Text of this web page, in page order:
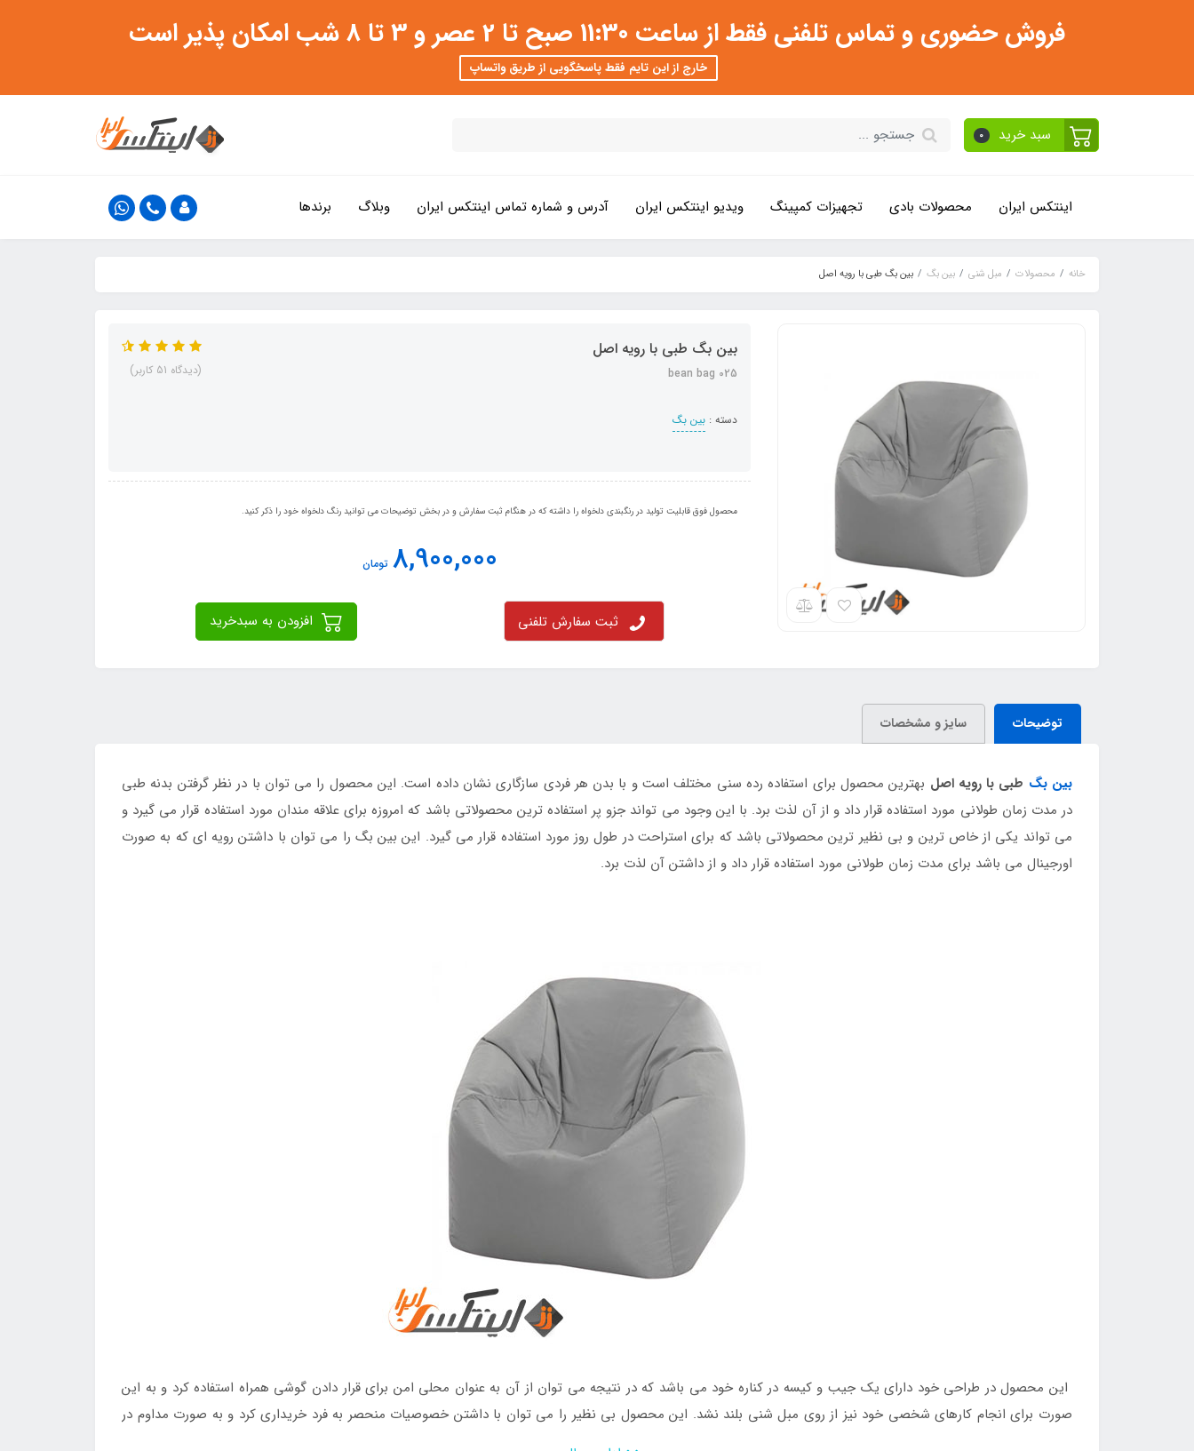
فروش حضوری و تماس تلفنی فقط از ساعت 11:30 صبح تا 2 عصر و 3 تا 8 شب امکان پذیر است
خارج از این تایم فقط پاسخگویی از طریق واتساپ
سبد خرید 0
اینتکس ایران محصولات بادی تجهیزات کمپینگ ویدیو اینتکس ایران آدرس و شماره تماس اینتکس ایران وبلاگ برندها
خانه محصولات مبل شنی بین بگ بین بگ طبی با رویه اصل
بین بگ طبی با رویه اصل
bean bag 025
دسته : بین بگ
(دیدگاه 51 کاربر)
محصول فوق قابلیت تولید در رنگبندی دلخواه را داشته که در هنگام ثبت سفارش و در بخش توضیحات می توانید رنگ دلخواه خود را ذکر کنید.
8,900,000 تومان
ثبت سفارش تلفنی
توضیحات سایز و مشخصات
بین بگ طبی با رویه اصل بهترین محصول برای استفاده رده سنی مختلف است و با بدن هر فردی سازگاری نشان داده است. این محصول را می توان با در نظر گرفتن بدنه طبی
در مدت زمان طولانی مورد استفاده قرار داد و از آن لذت برد. با این وجود می تواند جزو پر استفاده ترین محصولاتی باشد که امروزه برای علاقه مندان مورد استفاده قرار می گیرد و
می تواند یکی از خاص ترین و بی نظیر ترین محصولاتی باشد که برای استراحت در طول روز مورد استفاده قرار می گیرد. این بین بگ را می توان با داشتن رویه ای که به صورت
اورجینال می باشد برای مدت زمان طولانی مورد استفاده قرار داد و از داشتن آن لذت برد.
این محصول در طراحی خود دارای یک جیب و کیسه در کناره خود می باشد که در نتیجه می توان از آن به عنوان محلی امن برای قرار دادن گوشی همراه استفاده کرد و به این
صورت برای انجام کارهای شخصی خود نیز از روی مبل شنی بلند نشد. این محصول بی نظیر را می توان با داشتن خصوصیات منحصر به فرد خریداری کرد و به صورت مداوم در